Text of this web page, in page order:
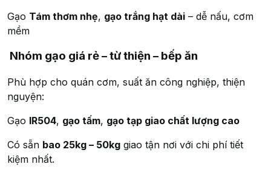
Gạo Tám thơm nhẹ, gạo trắng hạt dài – dễ nấu, cơm
mềm
Nhóm gạo giá rẻ – từ thiện – bếp ăn
Phù hợp cho quán cơm, suất ăn công nghiệp, thiện
nguyện:
Gạo IR504, gạo tấm, gạo tạp giao chất lượng cao
Có sẵn bao 25kg – 50kg giao tận nơi với chi phí tiết
kiệm nhất.